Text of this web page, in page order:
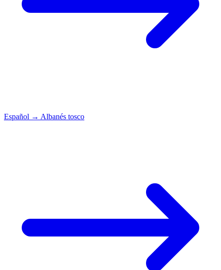
Español → Albanés tosco